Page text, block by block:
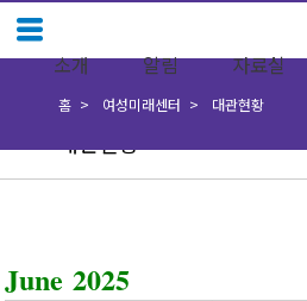
소개 알림 자료실
대관현황
홈 여성미래센터 대관현황
June 2025